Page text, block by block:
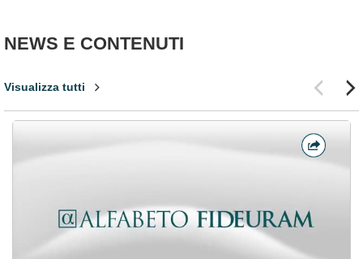
NEWS E CONTENUTI
Visualizza tutti